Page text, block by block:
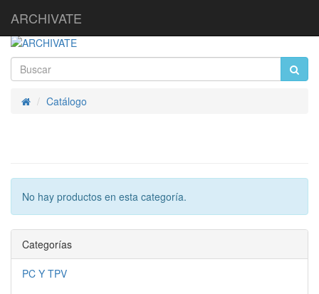
ARCHIVATE
InicioCatálogo
No hay productos en esta categoría.
Categorías
PC Y TPV